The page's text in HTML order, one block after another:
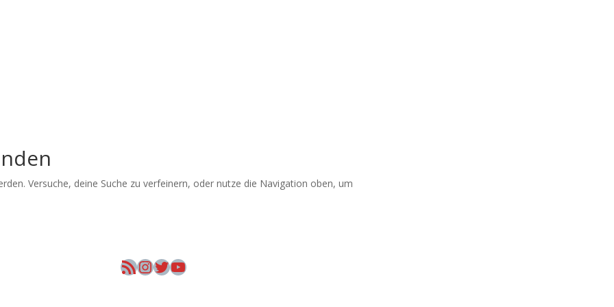
Versuche, deine Suche zu verfeinern, oder nutze die Navigation oben, um
RSS-Feed
Instagram
Twitter
YouTube